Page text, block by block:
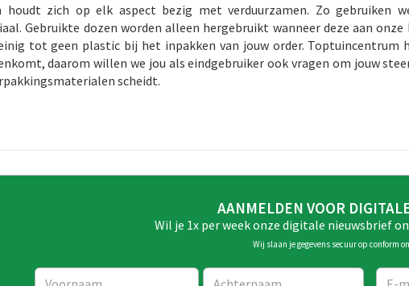
houdt zich op elk aspect bezig met verduurzamen. Zo gebruiken
Gebruikte dozen worden alleen hergebruikt wanneer deze aan
tot geen plastic bij het inpakken van jouw order. Toptuincentrum
daarom willen we jou als eindgebruiker ook vragen om jouw
scheidt.
AANMELDEN VOOR
Wil je 1x per week onze digitale nieuwsbrief
Wij slaan je gegevens secuur op conform